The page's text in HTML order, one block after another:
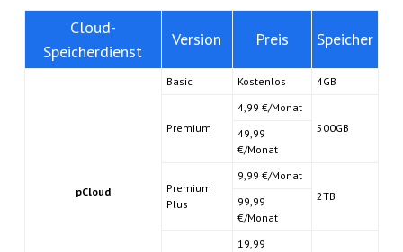
Cloud-
Speicherdienst
Version Preis Speicher
pCloud
Basic Kostenlos 4GB
Premium
4,99 €/Monat
500GB
49,99
€/Monat
Premium
Plus
9,99 €/Monat
2TB
99,99
€/Monat
19,99